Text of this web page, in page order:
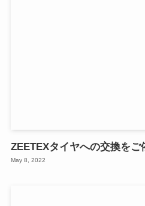
ZEETEXタイヤへの交換をご
May 8, 2022